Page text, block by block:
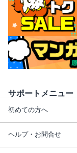
サポートメニュー
初めての方へ
ヘルプ・お問合せ